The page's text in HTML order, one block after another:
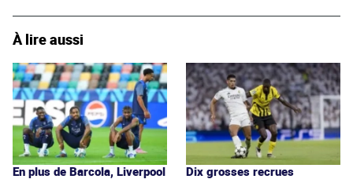
À lire aussi
En plus de Barcola, Liverpool
Dix grosses recrues